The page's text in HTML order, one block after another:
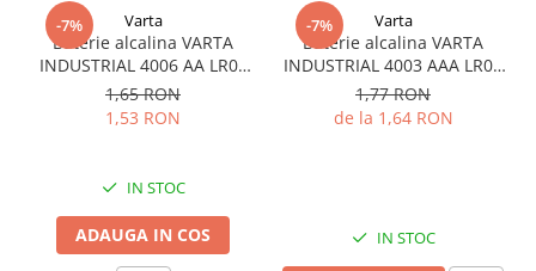
Marine & Caravan
Pachete acumulatori VRLA
Sisteme de management (BMS)
Redresoare auto, moto, barci si
stationare
Surse UPS
-7% Varta
Baterie alcalina VARTA
INDUSTRIAL 4006 AA LR06
1.5V bulk
1,65 RON
1,53 RON
IN STOC
ADAUGA IN COS
-7% Varta
Baterie alcalina VARTA
INDUSTRIAL 4003 AAA LR03
1.5V
1,77 RON
de la 1,64 RON
IN STOC